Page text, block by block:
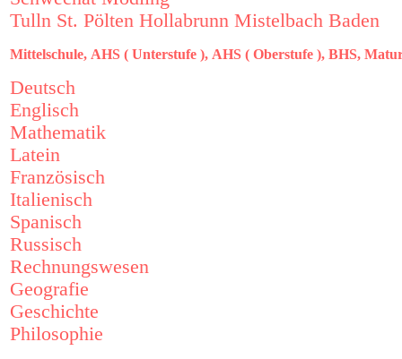
Tulln St. Pölten Hollabrunn Mistelbach Baden
Mittelschule, AHS ( Unterstufe ), AHS ( Oberstufe ), BHS,
Deutsch
Englisch
Mathematik
Latein
Französisch
Italienisch
Spanisch
Russisch
Rechnungswesen
Geografie
Geschichte
Philosophie